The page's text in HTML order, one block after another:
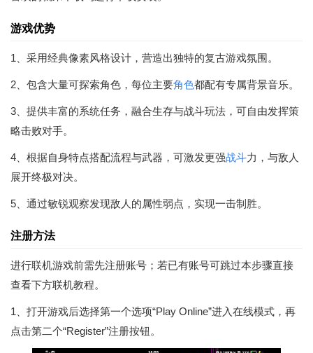
游戏优势
1、采用经典像素风格设计，营造出独特的复古游戏氛围。
2、包含大量可探索角色，每位主要角色都配有专属背景音乐。
3、提供丰富的系统任务，融合生存与战斗玩法，可自由发挥策
略击败对手。
4、根据自身特点搭配流程与武器，可激发更强战斗力，与敌人
展开终极对决。
5、通过敏锐观察发现敌人的属性弱点，实现一击制胜。
注册方法
进行联机游戏前需先注册账号；若已有账号可跳过本步骤直接
查看下方联机教程。
1、打开游戏后选择第一个选项“Play Online”进入在线模式，再
点击第二个“Register”注册按钮。